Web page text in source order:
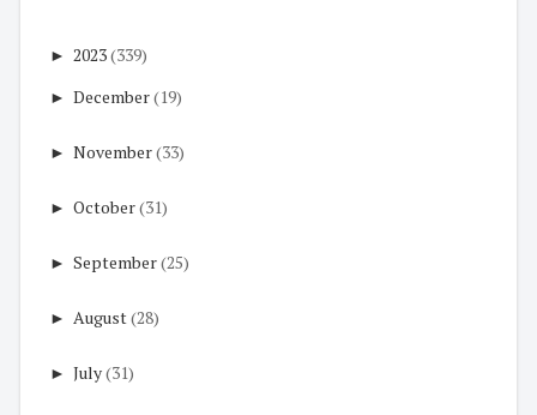
► 2023(339)
► December(19)
► November(33)
► October(31)
► September(25)
► August(28)
► July(31)